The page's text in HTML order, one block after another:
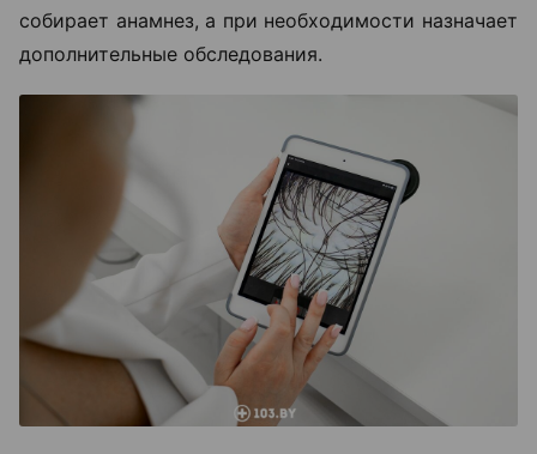
собирает анамнез, а при необходимости назначает
дополнительные обследования.